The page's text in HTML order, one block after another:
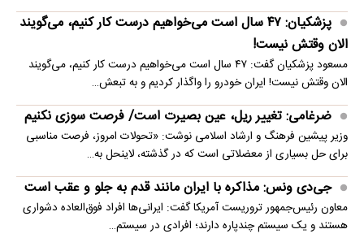
پزشکیان: ۴۷ سال است می‌خواهیم درست کار کنیم، می‌گویند
الان وقتش نیست!
مسعود پزشکیان گفت: ۴۷ سال است می‌خواهیم درست کار کنیم، می‌گویند
الان وقتش نیست! ایران خودرو را واگذار کردیم و به تبعش…
ضرغامی: تغییر ریل، عین بصیرت است/ فرصت سوزی نکنیم
وزیر پیشین فرهنگ و ارشاد اسلامی نوشت: «تحولات امروز، فرصت مناسبی
برای حل بسیاری از معضلاتی‌ است که در گذشته، لاینحل به…
جی‌دی ونس: مذاکره با ایران مانند قدم به جلو و عقب است
معاون رئیس‌جمهور تروریست آمریکا گفت: ایرانی‌ها افراد فوق‌العاده دشواری
هستند و یک سیستم چندپاره دارند؛ افرادی در سیستم…